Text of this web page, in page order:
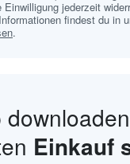
jederzeit
findest du in
.
Einkauf